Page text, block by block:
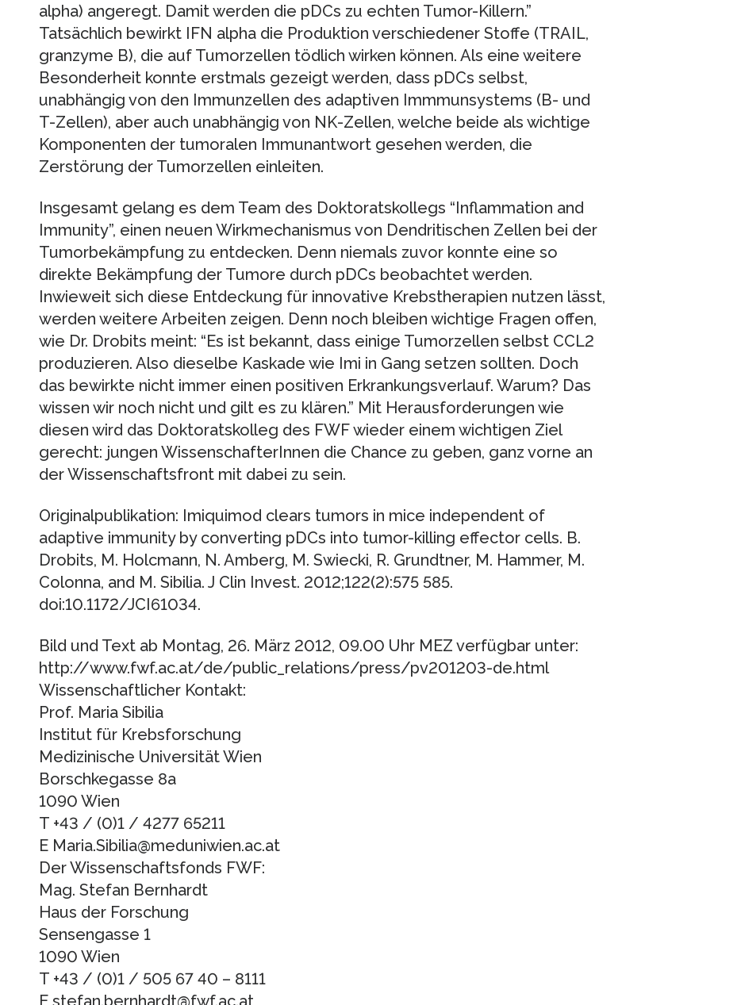
alpha) angeregt. Damit werden die pDCs zu echten Tumor-Killern.”
Tatsächlich bewirkt IFN alpha die Produktion verschiedener Stoffe (TRAIL,
granzyme B), die auf Tumorzellen tödlich wirken können. Als eine weitere
Besonderheit konnte erstmals gezeigt werden, dass pDCs selbst,
unabhängig von den Immunzellen des adaptiven Immmunsystems (B- und
T-Zellen), aber auch unabhängig von NK-Zellen, welche beide als wichtige
Komponenten der tumoralen Immunantwort gesehen werden, die
Zerstörung der Tumorzellen einleiten.
Insgesamt gelang es dem Team des Doktoratskollegs “Inflammation and
Immunity”, einen neuen Wirkmechanismus von Dendritischen Zellen bei der
Tumorbekämpfung zu entdecken. Denn niemals zuvor konnte eine so
direkte Bekämpfung der Tumore durch pDCs beobachtet werden.
Inwieweit sich diese Entdeckung für innovative Krebstherapien nutzen lässt,
werden weitere Arbeiten zeigen. Denn noch bleiben wichtige Fragen offen,
wie Dr. Drobits meint: “Es ist bekannt, dass einige Tumorzellen selbst CCL2
produzieren. Also dieselbe Kaskade wie Imi in Gang setzen sollten. Doch
das bewirkte nicht immer einen positiven Erkrankungsverlauf. Warum? Das
wissen wir noch nicht und gilt es zu klären.” Mit Herausforderungen wie
diesen wird das Doktoratskolleg des FWF wieder einem wichtigen Ziel
gerecht: jungen WissenschafterInnen die Chance zu geben, ganz vorne an
der Wissenschaftsfront mit dabei zu sein.
Originalpublikation: Imiquimod clears tumors in mice independent of
adaptive immunity by converting pDCs into tumor-killing effector cells. B.
Drobits, M. Holcmann, N. Amberg, M. Swiecki, R. Grundtner, M. Hammer, M.
Colonna, and M. Sibilia. J Clin Invest. 2012;122(2):575 585.
doi:10.1172/JCI61034.
Bild und Text ab Montag, 26. März 2012, 09.00 Uhr MEZ verfügbar unter:
http://www.fwf.ac.at/de/public_relations/press/pv201203-de.html
Wissenschaftlicher Kontakt:
Prof. Maria Sibilia
Institut für Krebsforschung
Medizinische Universität Wien
Borschkegasse 8a
1090 Wien
T +43 / (0)1 / 4277 65211
E Maria.Sibilia@meduniwien.ac.at
Der Wissenschaftsfonds FWF:
Mag. Stefan Bernhardt
Haus der Forschung
Sensengasse 1
1090 Wien
T +43 / (0)1 / 505 67 40 – 8111